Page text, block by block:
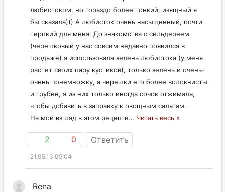
любистоком, но гораздо более тонкий, изящный я
бы сказала))) А любисток очень насыщенный, почти
терпкий для меня. До знакомства с сельдереем
(черешковый у нас совсем недавно появился в
продаже) я использовала зелень любистока (у меня
растет своих пару кустиков), только зелень и очень-
очень понемножку, а черешки его более волокнисты
и грубее, я из них только иногда сочок отжимала,
чтобы добавить в заправку к овощным салатам.
На мой взгляд в этом рецепте… Читать весь »
2 0 Ответить
21.05.13 09:04
Rena